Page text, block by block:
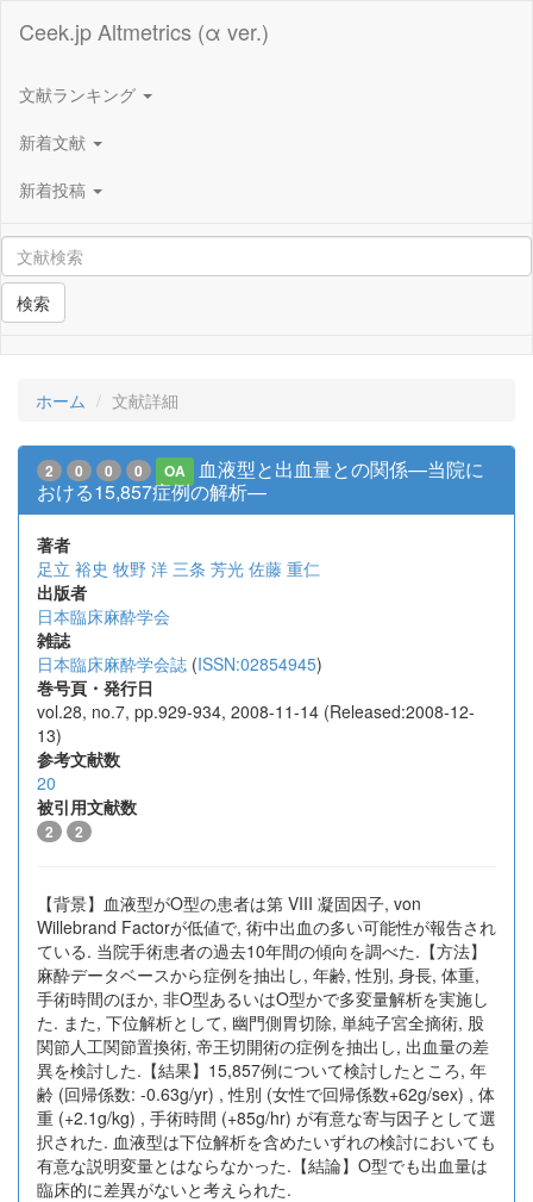
Ceek.jp Altmetrics (α ver.)
文献ランキング
新着文献
新着投稿
検索
ホーム 文献詳細
2 0 0 0 OA
血液型と出血量との関係—当院に
おける15,857症例の解析—
著者
足立 裕史 牧野 洋 三条 芳光 佐藤 重仁
出版者
日本臨床麻酔学会
雑誌
日本臨床麻酔学会誌 (ISSN:02854945)
巻号頁・発行日
vol.28, no.7, pp.929-934, 2008-11-14 (Released:2008-12-
13)
参考文献数
20
被引用文献数
2 2
【背景】血液型がO型の患者は第 VIII 凝固因子, von
Willebrand Factorが低値で, 術中出血の多い可能性が報告され
ている. 当院手術患者の過去10年間の傾向を調べた.【方法】
麻酔データベースから症例を抽出し, 年齢, 性別, 身長, 体重,
手術時間のほか, 非O型あるいはO型かで多変量解析を実施し
た. また, 下位解析として, 幽門側胃切除, 単純子宮全摘術, 股
関節人工関節置換術, 帝王切開術の症例を抽出し, 出血量の差
異を検討した.【結果】15,857例について検討したところ, 年
齢 (回帰係数: -0.63g/yr) , 性別 (女性で回帰係数+62g/sex) , 体
重 (+2.1g/kg) , 手術時間 (+85g/hr) が有意な寄与因子として選
択された. 血液型は下位解析を含めたいずれの検討においても
有意な説明変量とはならなかった.【結論】O型でも出血量は
臨床的に差異がないと考えられた.